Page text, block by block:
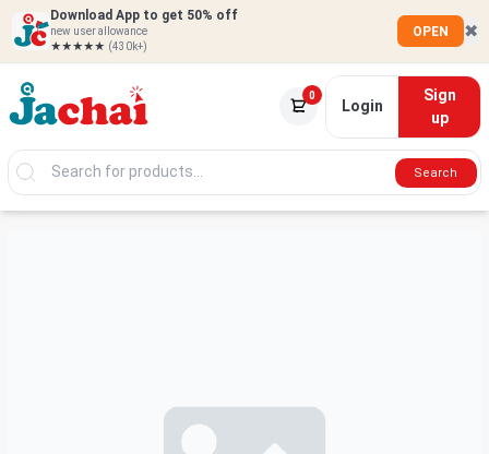
Download App to get 50% off
new user allowance
★★★★★ (430k+)
OPEN ✖
0
Login
Sign
up
Search